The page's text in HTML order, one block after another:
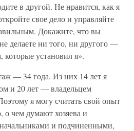
в другой. Не нравится, как я
свое дело и управляйте
Докажите, что вы
делаете ни того, ни другого —
которые установил я».
— 34 года. Из них 14 лет я
и 20 лет — владельцем
я могу считать свой опыт
чем думают хозяева и
и подчиненными,